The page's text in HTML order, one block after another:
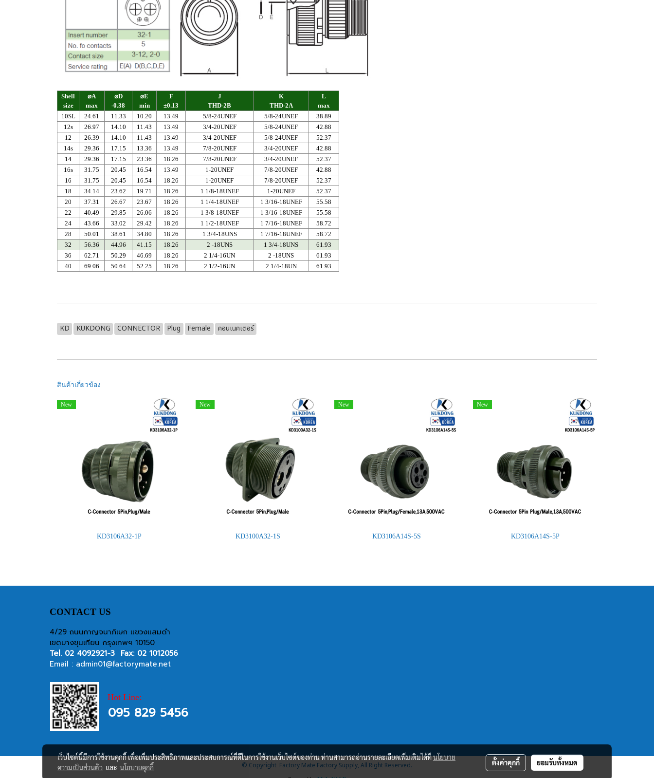
Shell
size
⌀A
max
⌀D
-0.38
⌀E
min
F
±0.13
J
THD-2B
K
THD-2A
L
max
10SL
24.61 11.33 10.20 13.49 5/8-24UNEF 5/8-24UNEF
38.89
12s
26.97 14.10 11.43 13.49 3/4-20UNEF 5/8-24UNEF
42.88
12
26.39 14.10 11.43 13.49 3/4-20UNEF 5/8-24UNEF
52.37
14s
29.36 17.15 13.36 13.49 7/8-20UNEF 3/4-20UNEF
42.88
14
29.36 17.15 23.36 18.26 7/8-20UNEF 3/4-20UNEF
52.37
16s
31.75 20.45 16.54 13.49 1-20UNEF 7/8-20UNEF
42.88
16
31.75 20.45 16.54 18.26 1-20UNEF 7/8-20UNEF
52.37
18
34.14 23.62 19.71 18.26 1 1/8-18UNEF 1-20UNEF
52.37
20
37.31 26.67 23.67 18.26 1 1/4-18UNEF 1 3/16-18UNEF
55.58
22
40.49 29.85 26.06 18.26 1 3/8-18UNEF 1 3/16-18UNEF
55.58
24
43.66 33.02 29.42 18.26 1 1/2-18UNEF 1 7/16-18UNEF
58.72
28
50.01 38.61 34.80 18.26 1 3/4-18UNS 1 7/16-18UNEF
58.72
32
56.36 44.96 41.15 18.26 2 -18UNS 1 3/4-18UNS
61.93
36
62.71 50.29 46.69 18.26 2 1/4-16UN 2 -18UNS
61.93
40
69.06 50.64 52.25 18.26 2 1/2-16UN 2 1/4-18UN 61.93
KD KUKDONG CONNECTOR Plug Female คอนเนคเตอร์
สินค้าเกี่ยวข้อง
New
KD3106A32-1P
New
KD3100A32-1S
New
KD3106A14S-5S
New
KD3106A14S-5P
CONTACT US
4/29 ถนนกาญจนาภิเษก แขวงแสมดำ
เขตบางขุนเทียน กรุงเทพฯ 10150
Tel. 02 4092921-3 Fax: 02 1012056
Email : admin01@factorymate.net
Hot Line:
095 829 5456
© Copyright Factory Mate Factory Supply, All Right Reserved.
เว็บไซต์นี้มีการใช้งานคุกกี้ เพื่อเพิ่มประสิทธิภาพและประสบการณ์ที่ดีในการใช้งานเว็บไซต์ของท่าน ท่านสามารถอ่านรายละเอียดเพิ่มเติมได้ที่นโยบาย
ความเป็นส่วนตัว และ นโยบายคุกกี้
ตั้งค่าคุกกี้ ยอมรับทั้งหมด